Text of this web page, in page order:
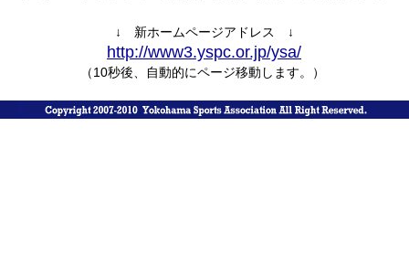
↓ 新ホームページアドレス ↓
http://www3.yspc.or.jp/ysa/
（10秒後、自動的にページ移動します。）